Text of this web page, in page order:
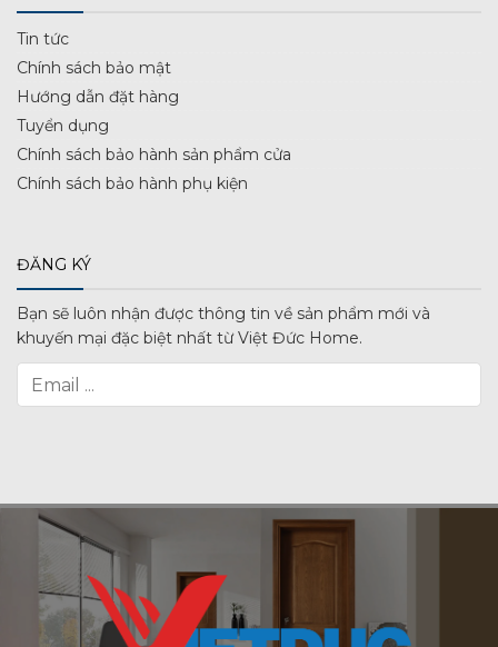
Tin tức
Chính sách bảo mật
Hướng dẫn đặt hàng
Tuyển dụng
Chính sách bảo hành sản phẩm cửa
Chính sách bảo hành phụ kiện
ĐĂNG KÝ
Bạn sẽ luôn nhận được thông tin về sản phẩm mới và
khuyến mại đặc biệt nhất từ Việt Đức Home.